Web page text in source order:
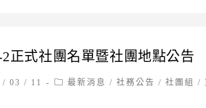
2正式社團名單暨社團地點公告
/ 03 / 11
Post最新消息 / 社務公告 / 社團組 /